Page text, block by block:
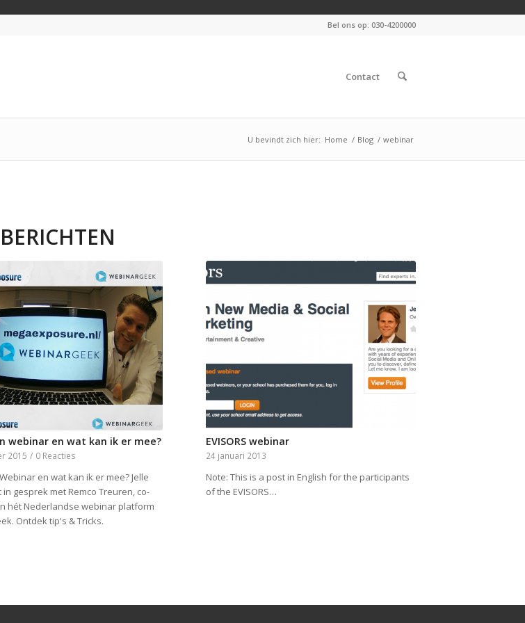
Bel ons op: 030-4200000
Contact
U bevindt zich hier: Home / Blog / webinar
BERICHTEN
webinar en wat kan ik er mee?
2015 / 0 Reacties
en wat kan ik er mee? Jelle
in gesprek met Remco Treuren, co-
hét Nederlandse webinar platform
Ontdek tip's & Tricks.
EVISORS webinar
24 januari 2013
Note: This is a post in English for the participants
of the EVISORS…